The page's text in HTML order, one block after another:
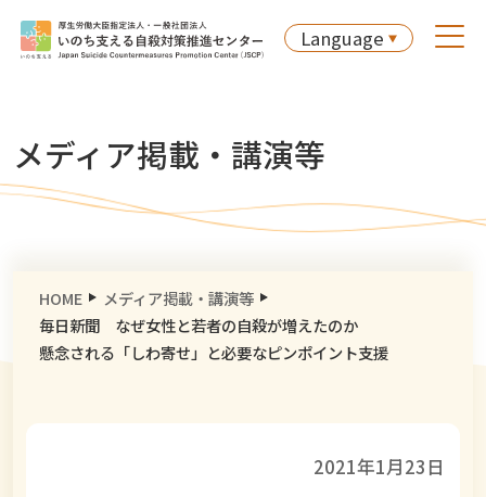
Language
メディア掲載・講演等
HOME
メディア掲載・講演等
毎日新聞 なぜ女性と若者の自殺が増えたのか
懸念される「しわ寄せ」と必要なピンポイント支援
2021年1月23日